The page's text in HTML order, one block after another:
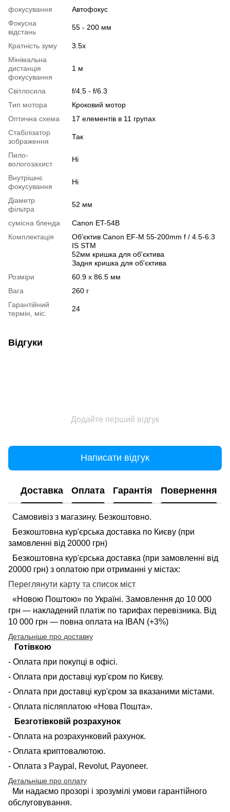
фокусування
Автофокус
Фокусна
відстань
55 - 200 мм
Кратність зуму
3.5x
Мінімальна
дистанція
фокусування
1 м
Світлосила
f/4.5 - f/6.3
Тип мотора
Кроковий мотор
Оптична схема
17 елементів в 11 групах
Стабілізатор
зображення
Так
Пило-
вологозахист
Ні
Внутрішнє
фокусування
Ні
Діаметр
фільтра
52 мм
сумісна бленда
Canon ET-54B
Комплектація
Об'єктив Canon EF-M 55-200mm f / 4.5-6.3
IS STM
52мм кришка для об'єктива
Задня кришка для об'єктива
Розміри
60.9 x 86.5 мм
Вага
260 г
Гарантійний
термін, міс.
24
Відгуки
Додайте перший відгук
Написати відгук
Доставка Оплата Гарантія Повернення
Самовивіз з магазину. Безкоштовно.
Безкоштовна кур'єрська доставка по Києву (при
замовленні від 20000 грн)
Безкоштовна кур'єрська доставка (при замовленні від
20000 грн) з оплатою при отриманні у містах:
Переглянути карту та список міст
«Новою Поштою» по Україні. Замовлення до 10 000
грн — накладений платіж по тарифах перевізника. Від
10 000 грн — повна оплата на IBAN (+3%)
Детальніше про доставку
Готівкою
- Оплата при покупці в офісі.
- Оплата при доставці кур'єром по Києву.
- Оплата при доставці кур'єром за вказаними містами.
- Оплата післяплатою «Нова Пошта».
Безготівковій розрахунок
- Оплата на розрахунковий рахунок.
- Оплата криптовалютою.
- Оплата з Paypal, Revolut, Payoneer.
Детальніше про оплату
Ми надаємо прозорі і зрозумілі умови гарантійного
обслуговування.